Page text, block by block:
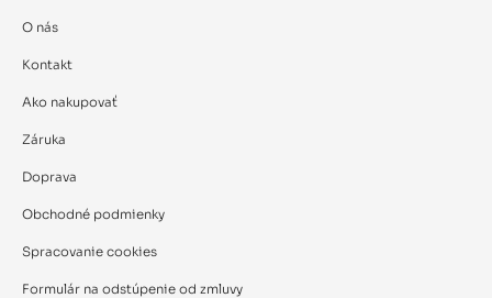
O nás
Kontakt
Ako nakupovať
Záruka
Doprava
Obchodné podmienky
Spracovanie cookies
Formulár na odstúpenie od zmluvy